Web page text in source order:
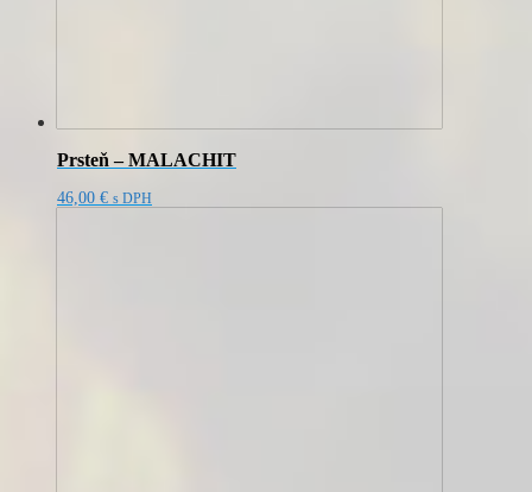
Prsteň – MALACHIT
46,00 € s DPH